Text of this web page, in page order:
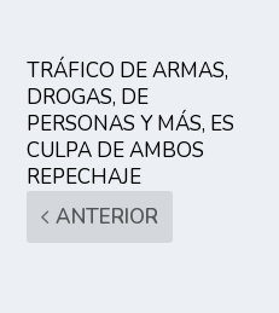
TRÁFICO DE ARMAS,
DROGAS, DE
PERSONAS Y MÁS, ES
CULPA DE AMBOS
REPECHAJE
ANTERIOR